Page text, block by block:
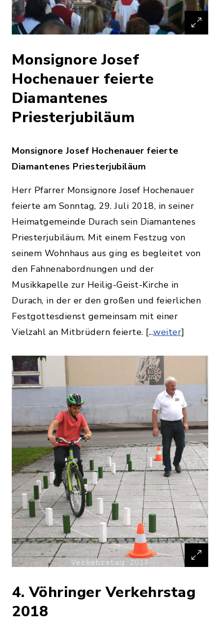
Monsignore Josef
Hochenauer feierte
Diamantenes
Priesterjubiläum
Monsignore Josef Hochenauer feierte
Diamantenes Priesterjubiläum
Herr Pfarrer Monsignore Josef Hochenauer
feierte am Sonntag, 29. Juli 2018, in seiner
Heimatgemeinde Durach sein Diamantenes
Priesterjubiläum. Mit einem Festzug von
seinem Wohnhaus aus ging es begleitet von
den Fahnenabordnungen und der
Musikkapelle zur Heilig-Geist-Kirche in
Durach, in der er den großen und feierlichen
Festgottesdienst gemeinsam mit einer
Vielzahl an Mitbrüdern feierte. [...weiter]
4. Vöhringer Verkehrstag
2018